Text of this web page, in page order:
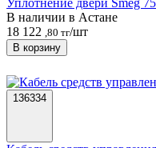
В наличии в Астанe
18 122 ,80 тг/шт
В корзину
136334